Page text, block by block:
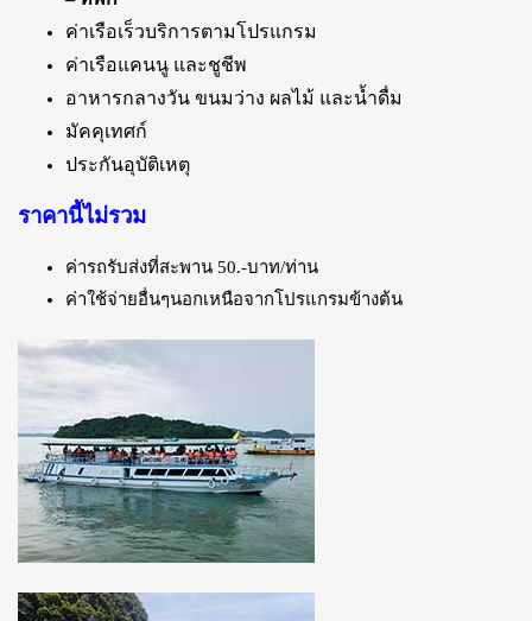
ค่าเรือเร็วบริการตามโปรแกรม
ค่าเรือแคนนู และชูชีพ
อาหารกลางวัน ขนมว่าง ผลไม้ และน้ำดื่ม
มัคคุเทศก์
ประกันอุบัติเหตุ
ราคานี้ไม่รวม
ค่ารถรับส่งที่สะพาน 50.-บาท/ท่าน
ค่าใช้จ่ายอื่นๆนอกเหนือจากโปรแกรมข้างต้น